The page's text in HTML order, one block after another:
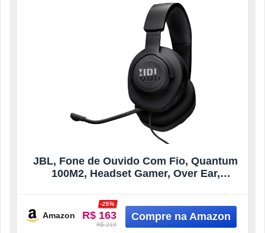
JBL, Fone de Ouvido Com Fio, Quantum
100M2, Headset Gamer, Over Ear,
Amazon R$ 163
-25%
R$ 219